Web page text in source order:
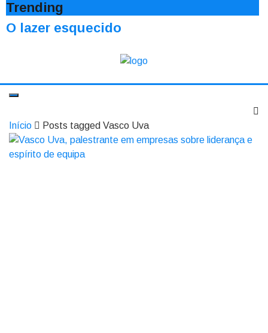
Trending
O lazer esquecido
Início Posts tagged Vasco Uva